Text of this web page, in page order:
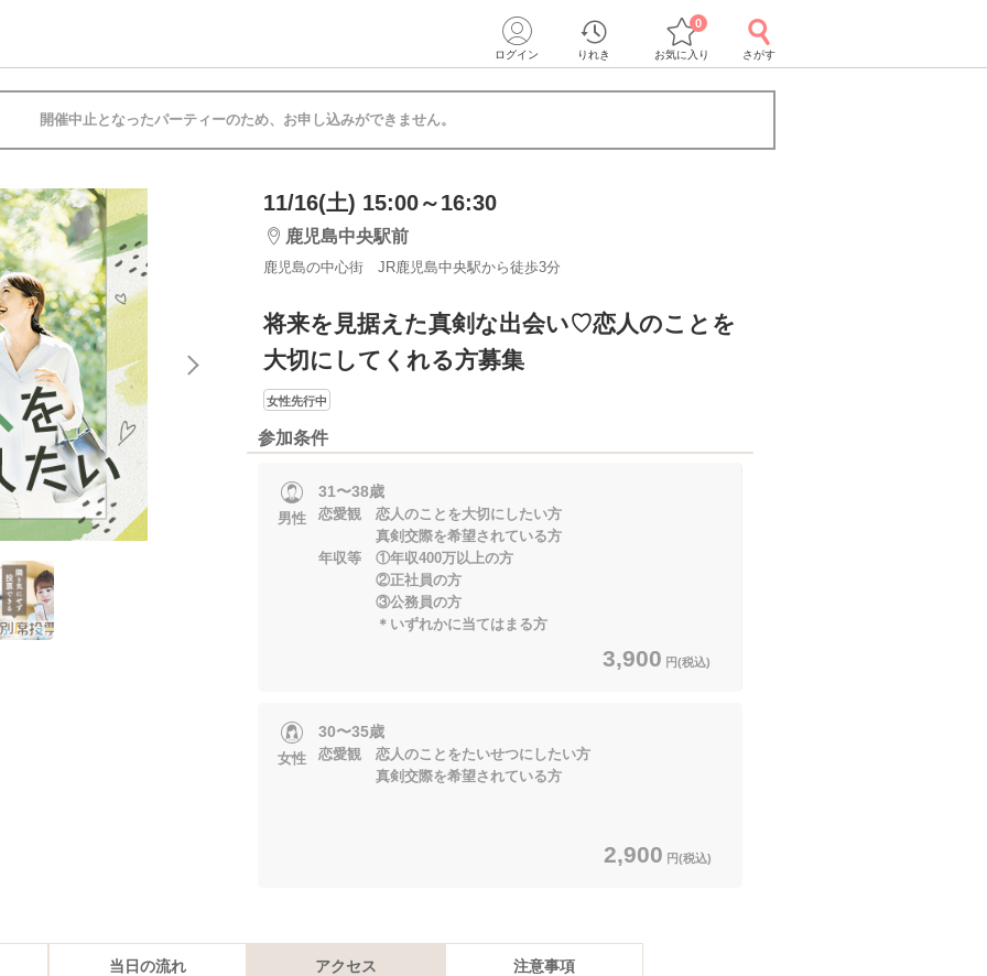
ログイン りれき お気に入り
0
さがす
開催中止となったパーティーのため、お申し込みができません。
11/16(土) 15:00～16:30
鹿児島中央駅前
鹿児島の中心街 JR鹿児島中央駅から徒歩3分
将来を見据えた真剣な出会い♡恋人のことを
大切にしてくれる方募集
女性先行中
参加条件
男性
31〜38歳
恋愛観 恋人のことを大切にしたい方
真剣交際を希望されている方
年収等 ①年収400万以上の方
②正社員の方
③公務員の方
＊いずれかに当てはまる方
3,900 円(税込)
女性
30〜35歳
恋愛観 恋人のことをたいせつにしたい方
真剣交際を希望されている方
2,900 円(税込)
当日の流れ アクセス 注意事項